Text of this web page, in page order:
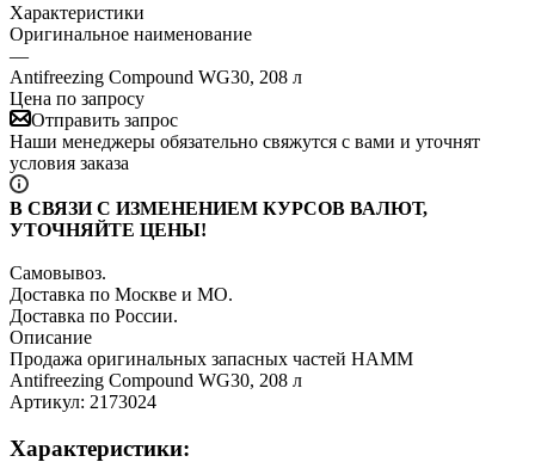
Характеристики
Оригинальное наименование
—
Antifreezing Compound WG30, 208 л
Цена по запросу
Отправить запрос
Наши менеджеры обязательно свяжутся с вами и уточнят
условия заказа
В СВЯЗИ С ИЗМЕНЕНИЕМ КУРСОВ ВАЛЮТ,
УТОЧНЯЙТЕ ЦЕНЫ!
Самовывоз.
Доставка по Москве и МО.
Доставка по России.
Описание
Продажа оригинальных запасных частей HAMM
Antifreezing Compound WG30, 208 л
Артикул: 2173024
Характеристики: